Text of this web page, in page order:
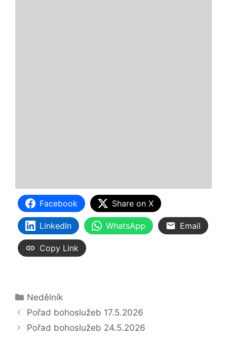
Facebook Share on X
LinkedIn WhatsApp Email
Copy Link
Rubriky
Nedělník
Pořad bohoslužeb 17.5.2026
Pořad bohoslužeb 24.5.2026